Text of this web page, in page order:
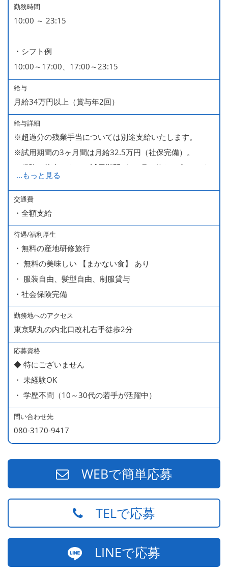
■有給休暇
■慶弔休暇
率100％ ＊2023～2025年実績）
勤務時間
10:00 ～ 23:15
・シフト例
10:00～17:00、17:00～23:15
給与
月給34万円以上（賞与年2回）
給与詳細
※超過分の残業手当については別途支給いたします。
※試用期間の3ヶ月間は月給32.5万円（社保完備）。
経験・能力により、試用期間が1ヶ月で終わる方もいま
す。
※上記月給には、一律支給のみなし残業手当（月65時間
分・10万円）を含んでいます。
■ 昇給（随時）
■ 賞与 年２回（夏・秋）約１ヶ月分
■ インセンティブ制度（月額約4万円～20万円）
＊店長・料理長候補・統括店長・統括料理長候補の場合
＜給与モデル＞
450万円／社員（20代・入社1年目・入籍予定のパートナ
ー持ち）
490万円／店長代理（20代・入社2年目・入社後に結婚。
ラブラブな新婚さん）
540万円／店長（20代・入社3年目・ 育休取得して、更に
やる気MAXの2児のお父さん）
670万円／統括店長（30代・入社7年目・中学生の長男筆
頭に3人の子供を持つ一家の大黒柱）
...もっと見る
交通費
・全額支給
待遇/福利厚生
・無料の産地研修旅行
・ 無料の美味しい 【まかない食】 あり
・ 服装自由、髪型自由、制服貸与
・社会保険完備
勤務地へのアクセス
東京駅丸の内北口改札右手徒歩2分
応募資格
◆ 特にございません
・ 未経験OK
・ 学歴不問（10～30代の若手が活躍中）
問い合わせ先
080-3170-9417
WEBで簡単応募
TELで応募
LINEで応募